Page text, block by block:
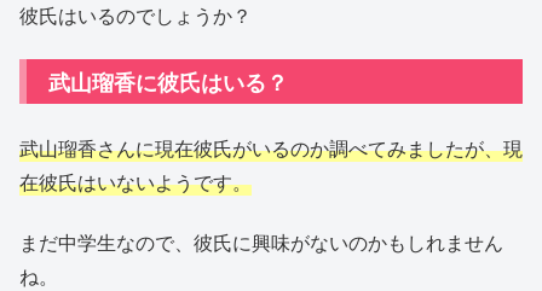
彼氏はいるのでしょうか？
武山瑠香に彼氏はいる？
武山瑠香さんに現在彼氏がいるのか調べてみましたが、現
在彼氏はいないようです。
まだ中学生なので、彼氏に興味がないのかもしれません
ね。